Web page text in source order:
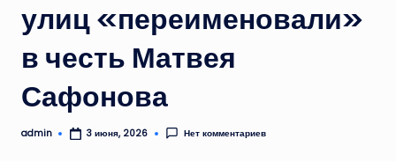
улиц «переименовали»
в честь Матвея
Сафонова
Запись
admin 3 июня, 2026 Нет комментариев